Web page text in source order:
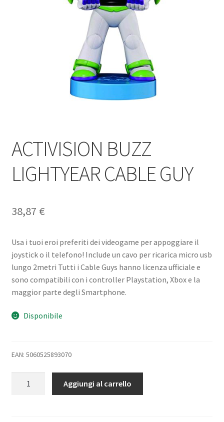
ACTIVISION BUZZ
LIGHTYEAR CABLE GUY
38,87 €
Usa i tuoi eroi preferiti dei videogame per appoggiare il
joystick o il telefono! Include un cavo per ricarica micro usb
lungo 2metri Tutti i Cable Guys hanno licenza ufficiale e
sono compatibili con i controller Playstation, Xbox e la
maggior parte degli Smartphone.
Disponibile
EAN: 5060525893070
Aggiungi al carrello